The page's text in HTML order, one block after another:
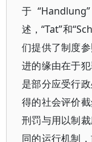
于
述，“Tat”和
们提供了制度
进的缘由在于
是部分应受行
得的社会评价
刑罚与用以制
同的运行机制